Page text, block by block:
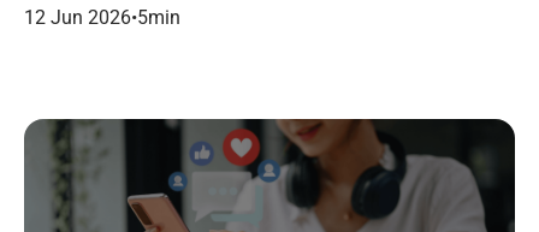
dans le marketing B2B.
12 Jun 2026•5min